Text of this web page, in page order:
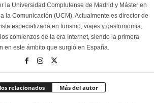
la Universidad Complutense de Madrid y Máster en
la Comunicación (UCM). Actualmente es director de
especializada en turismo, viajes y gastronomía,
comienzos de la era Internet, siendo la primera
en este ámbito que surgió en España.
relacionados Más del autor